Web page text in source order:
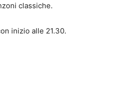
classiche.
inizio alle 21.30.